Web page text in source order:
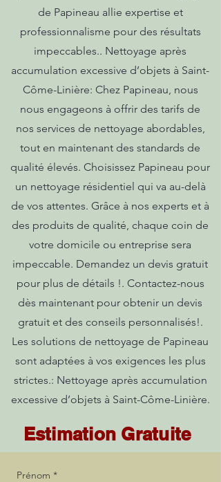
de Papineau allie expertise et
professionnalisme pour des résultats
impeccables.. Nettoyage après
accumulation excessive d’objets à Saint-
Côme-Linière: Chez Papineau, nous
nous engageons à offrir des tarifs de
nos services de nettoyage abordables,
tout en maintenant des standards de
qualité élevés. Choisissez Papineau pour
un nettoyage résidentiel qui va au-delà
de vos attentes. Grâce à nos experts et à
des produits de qualité, chaque coin de
votre domicile ou entreprise sera
impeccable. Demandez un devis gratuit
pour plus de détails !. Contactez-nous
dès maintenant pour obtenir un devis
gratuit et des conseils personnalisés!.
Les solutions de nettoyage de Papineau
sont adaptées à vos exigences les plus
strictes.: Nettoyage après accumulation
excessive d’objets à Saint-Côme-Linière.
Estimation Gratuite
Prénom *